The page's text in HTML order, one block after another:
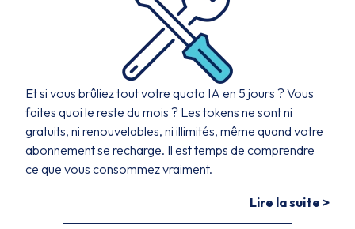
Et si vous brûliez tout votre quota IA en 5 jours ? Vous
faites quoi le reste du mois ? Les tokens ne sont ni
gratuits, ni renouvelables, ni illimités, même quand votre
abonnement se recharge. Il est temps de comprendre
ce que vous consommez vraiment.
Lire la suite >